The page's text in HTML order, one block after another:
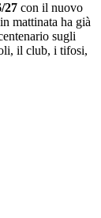
27 con il nuovo
mattinata ha già
sugli
il club, i tifosi,